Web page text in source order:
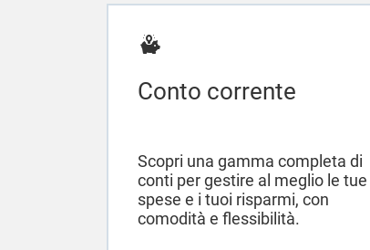
Conto corrente
Scopri una gamma completa di
conti per gestire al meglio le tue
spese e i tuoi risparmi, con
comodità e flessibilità.